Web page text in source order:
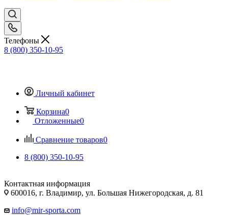
Телефоны
8 (800) 350-10-95
Личный кабинет
Корзина0
Отложенные0
Сравнение товаров0
8 (800) 350-10-95
Контактная информация
600016, г. Владимир, ул. Большая Нижегородская, д. 81
info@mir-sporta.com